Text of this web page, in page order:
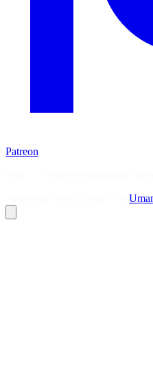
Patreon